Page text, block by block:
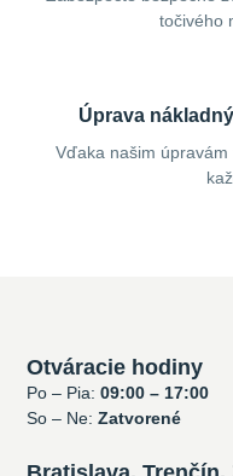
točivého
Úprava
Vďaka našim
Otváracie hodiny
Po – Pia:09:00 – 17:00
So – Ne:Zatvorené